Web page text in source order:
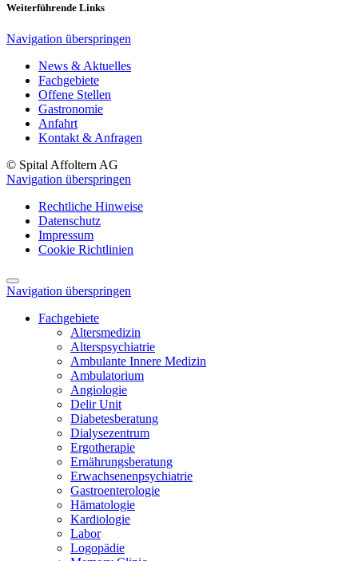
Weiterführende Links
Navigation überspringen
News & Aktuelles
Fachgebiete
Offene Stellen
Gastronomie
Anfahrt
Kontakt & Anfragen
© Spital Affoltern AG
Navigation überspringen
Rechtliche Hinweise
Datenschutz
Impressum
Cookie Richtlinien
Navigation überspringen
Fachgebiete
Altersmedizin
Alterspsychiatrie
Ambulante Innere Medizin
Ambulatorium
Angiologie
Delir Unit
Diabetesberatung
Dialysezentrum
Ergotherapie
Ernährungsberatung
Erwachsenenpsychiatrie
Gastroenterologie
Hämatologie
Kardiologie
Labor
Logopädie